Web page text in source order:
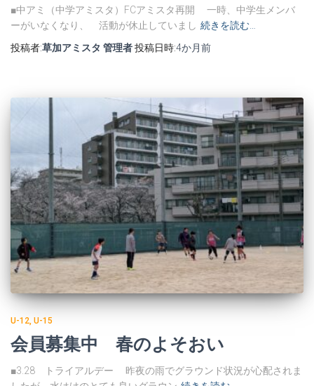
■中アミ（中学アミスタ）FCアミスタ再開 一時、中学生メンバ
ーがいなくなり、 活動が休止していまし 続きを読む…
投稿者:草加アミスタ 管理者投稿日時:4か月前
U-12 U-15
会員募集中 春のよそおい
■3.28 トライアルデー 昨夜の雨でグラウンド状況が心配されま